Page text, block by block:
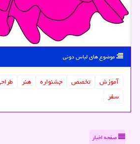
موضوع های لباس دونی
آموزش تخصص جشنواره هنر
سفر
صفحه اخبار